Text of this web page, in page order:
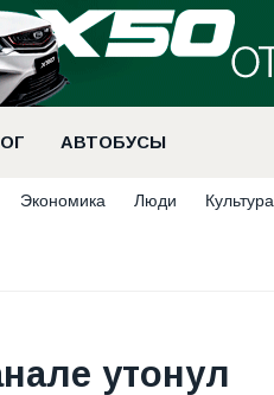
АВТОБУСЫ
Экономика Люди Культура
утонул